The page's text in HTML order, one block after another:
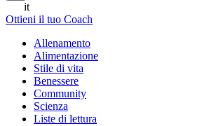
it
Ottieni il tuo Coach
Allenamento
Alimentazione
Stile di vita
Benessere
Community
Scienza
Liste di lettura